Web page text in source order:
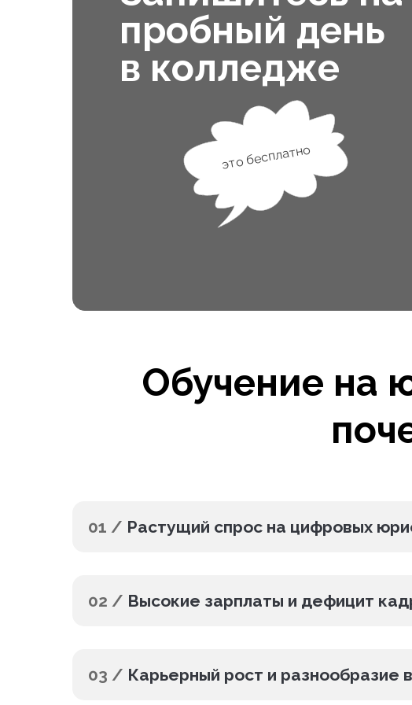
пробный день
в колледже
это бесплатно
Обучение на
03 / Карьерный рост и разнообразие
02 / Высокие зарплаты и дефицит
01 / Растущий спрос на цифровых